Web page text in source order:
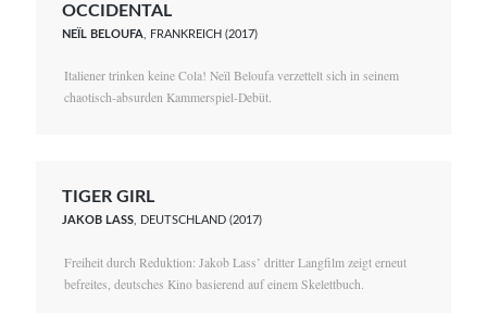
OCCIDENTAL
NEÏL BELOUFA , FRANKREICH (2017)
Italiener trinken keine Cola! Neïl Beloufa verzettelt sich in seinem
chaotisch-absurden Kammerspiel-Debüt.
TIGER GIRL
JAKOB LASS, DEUTSCHLAND (2017)
Freiheit durch Reduktion: Jakob Lass’ dritter Langfilm zeigt erneut
befreites, deutsches Kino basierend auf einem Skelettbuch.